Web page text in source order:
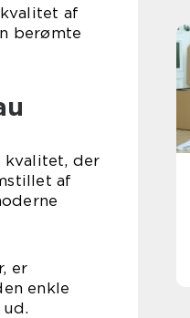
af
berømte
kvalitet, der
af
er
enkle